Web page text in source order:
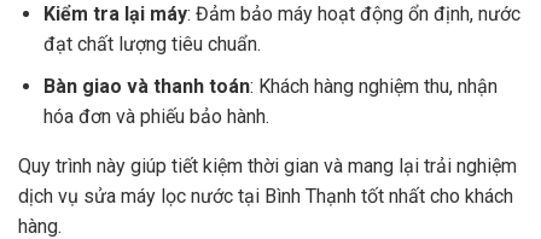
Kiểm tra lại máy: Đảm bảo máy hoạt động ổn định, nước
đạt chất lượng tiêu chuẩn.
Bàn giao và thanh toán: Khách hàng nghiệm thu, nhận
hóa đơn và phiếu bảo hành.
Quy trình này giúp tiết kiệm thời gian và mang lại trải nghiệm
dịch vụ sửa máy lọc nước tại Bình Thạnh tốt nhất cho khách
hàng.